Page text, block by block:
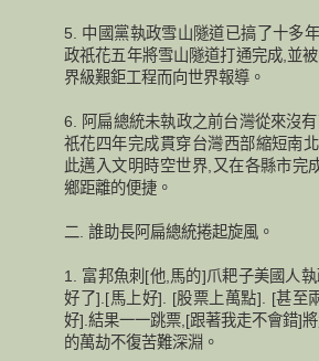
5. 中國黨執政雪山隧道已搞了十多
政祇花五年將雪山隧道打通完成,並
界級艱鉅工程而向世界報導。
6. 阿扁總統未執政之前台灣從來沒
祇花四年完成貫穿台灣西部縮短南
此邁入文明時空世界,又在各縣市完
鄉距離的便捷。
二. 誰助長阿扁總統捲起旋風。
1. 富邦魚刺[他,馬的]爪耙子美國人
好了].[馬上好]. [股票上萬點]. [甚至
好].結果一一跳票,[跟著我走不會錯]
的萬劫不復苦難深淵。